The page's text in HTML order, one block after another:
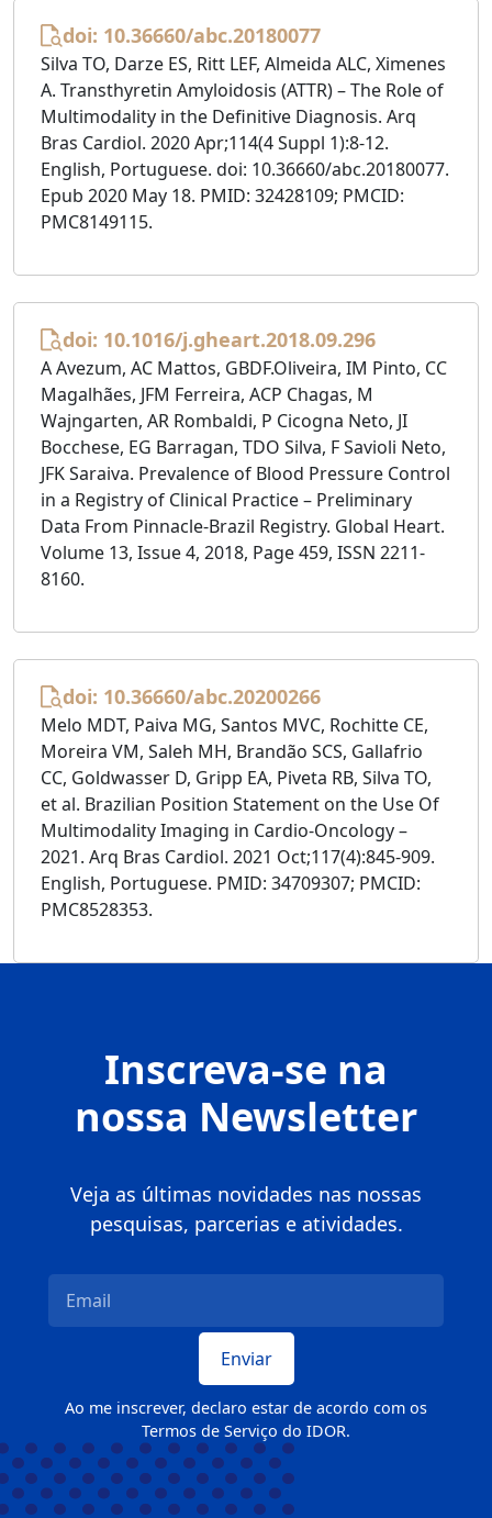
doi: 10.36660/abc.20180077
Silva TO, Darze ES, Ritt LEF, Almeida ALC, Ximenes
A. Transthyretin Amyloidosis (ATTR) – The Role of
Multimodality in the Definitive Diagnosis. Arq
Bras Cardiol. 2020 Apr;114(4 Suppl 1):8-12.
English, Portuguese. doi: 10.36660/abc.20180077.
Epub 2020 May 18. PMID: 32428109; PMCID:
PMC8149115.
doi: 10.1016/j.gheart.2018.09.296
A Avezum, AC Mattos, GBDF.Oliveira, IM Pinto, CC
Magalhães, JFM Ferreira, ACP Chagas, M
Wajngarten, AR Rombaldi, P Cicogna Neto, JI
Bocchese, EG Barragan, TDO Silva, F Savioli Neto,
JFK Saraiva. Prevalence of Blood Pressure Control
in a Registry of Clinical Practice – Preliminary
Data From Pinnacle-Brazil Registry. Global Heart.
Volume 13, Issue 4, 2018, Page 459, ISSN 2211-
8160.
doi: 10.36660/abc.20200266
Melo MDT, Paiva MG, Santos MVC, Rochitte CE,
Moreira VM, Saleh MH, Brandão SCS, Gallafrio
CC, Goldwasser D, Gripp EA, Piveta RB, Silva TO,
et al. Brazilian Position Statement on the Use Of
Multimodality Imaging in Cardio-Oncology –
2021. Arq Bras Cardiol. 2021 Oct;117(4):845-909.
English, Portuguese. PMID: 34709307; PMCID:
PMC8528353.
Inscreva-se na
nossa Newsletter
Veja as últimas novidades nas nossas
pesquisas, parcerias e atividades.
Ao me inscrever, declaro estar de acordo com os
Termos de Serviço do IDOR.